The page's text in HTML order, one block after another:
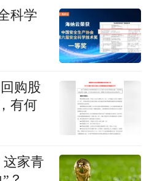
科学
购股
有何
这家青